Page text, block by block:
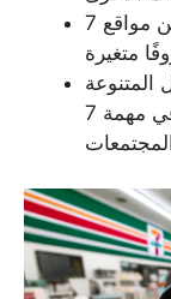
إمكانية نقل بين مواقع 7-Eleven للموظفين بدوام
والمتضمنة، مساهمة في مهمة 7-Eleven لخدمة